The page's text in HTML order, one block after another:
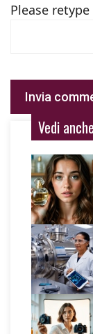
Please
Vedi anche